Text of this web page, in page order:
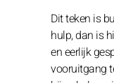
Dit teken is
hulp, dan is
en eerlijk
vooruitgang